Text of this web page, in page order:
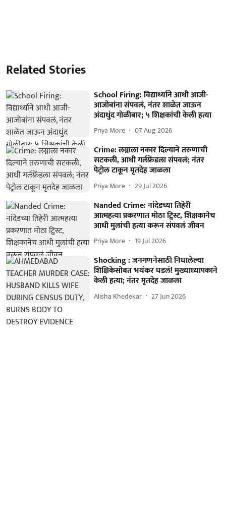
Related Stories
School Firing: विद्यार्थ्याने आधी आजी-
आजोबांना संपवलं, नंतर शाळेत जाऊन
अंदाधुंद गोळीबार; ५ शिक्षकांची केली हत्या
Priya More 07 Aug 2026
Crime: लग्नाला नकार दिल्याने तरुणाची
सटकली, आधी गर्लफ्रेंडला संपवलं; नंतर
पेट्रोल टाकून मृतदेह जाळला
Priya More 29 Jul 2026
Nanded Crime: नांदेडच्या तिहेरी
आत्महत्या प्रकरणात मोठा ट्विस्ट, शिक्षकानेच
आधी मुलांची हत्या करून संपवलं जीवन
Priya More 19 Jul 2026
Shocking : जनगणनेसाठी निघालेल्या
शिक्षिकेसोबत भयंकर घडलं! मुख्याध्यापकाने
केली हत्या; नंतर मृतदेह जाळला
Alisha Khedekar 27 Jun 2026